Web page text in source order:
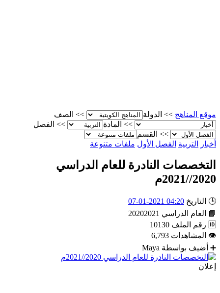
موقع المناهج >> الدولة >>
الصف
>>
المادة >>
الفصل
>>
القسم
أخبار
التربية الفصل الأول ملفات متنوعة
التخصصات النادرة للعام الدراسي
2020//2021م
🕒 التاريخ 04:20 2021-01-07
📘
العام الدراسي 20202021
🆔 رقم الملف 10130
👁
المشاهدات 6,793
➕
أضيف بواسطة Maya
إعلان